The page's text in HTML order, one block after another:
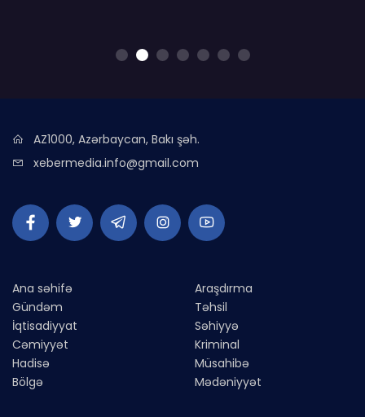
AZ1000, Azərbaycan, Bakı şəh.
xebermedia.info@gmail.com
Ana səhifə
Gündəm
İqtisadiyyat
Cəmiyyət
Hadisə
Bölgə
Araşdırma
Təhsil
Səhiyyə
Kriminal
Müsahibə
Mədəniyyət